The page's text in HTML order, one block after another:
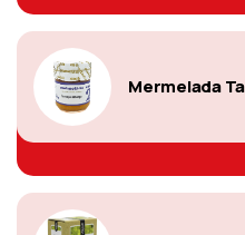
Mermelada